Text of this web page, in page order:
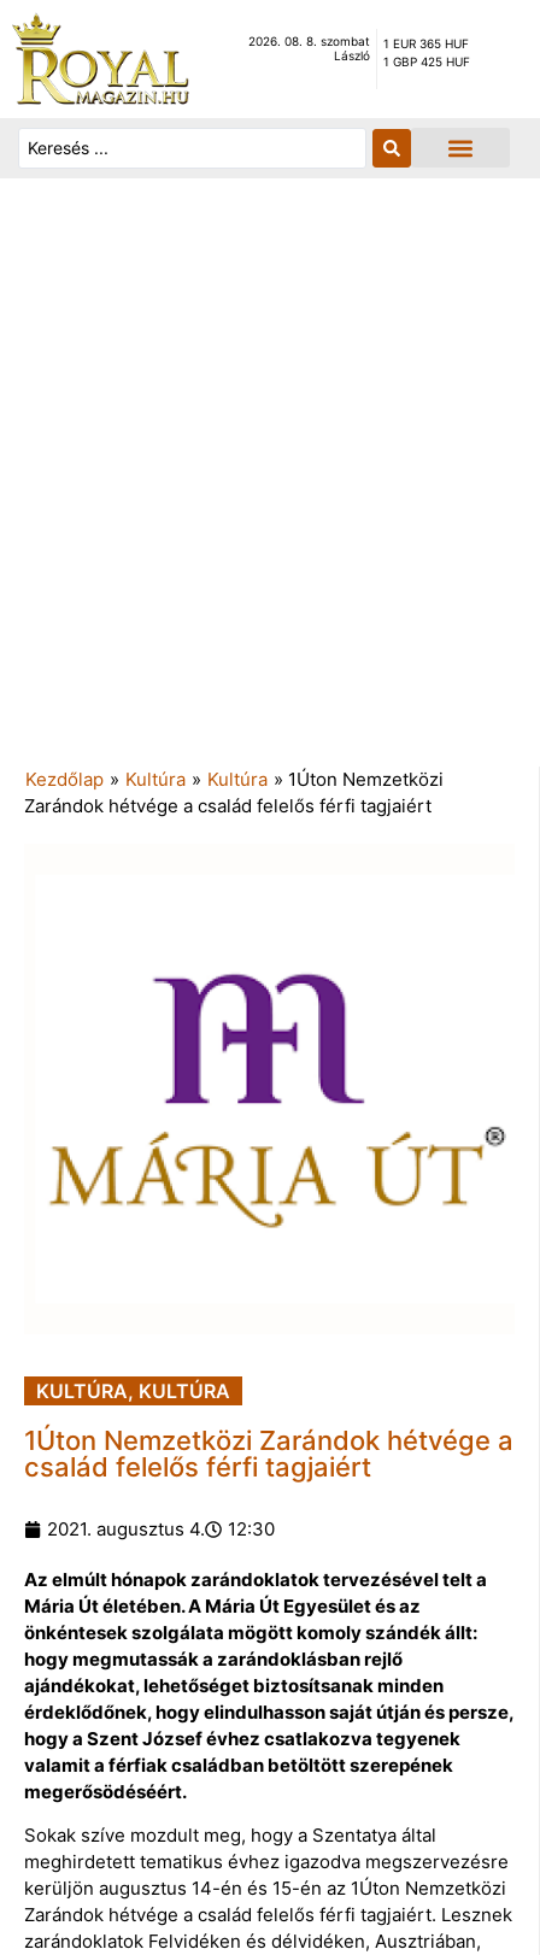
2026. 08. 8. szombat
László
1 EUR 365 HUF
1 GBP 425 HUF
Kezdőlap » Kultúra » Kultúra » 1Úton Nemzetközi
Zarándok hétvége a család felelős férfi tagjaiért
KULTÚRA, KULTÚRA
1Úton Nemzetközi Zarándok hétvége a
család felelős férfi tagjaiért
2021. augusztus 4. 12:30
Az elmúlt hónapok zarándoklatok tervezésével telt a
Mária Út életében. A Mária Út Egyesület és az
önkéntesek szolgálata mögött komoly szándék állt:
hogy megmutassák a zarándoklásban rejlő
ajándékokat, lehetőséget biztosítsanak minden
érdeklődőnek, hogy elindulhasson saját útján és persze,
hogy a Szent József évhez csatlakozva tegyenek
valamit a férfiak családban betöltött szerepének
megerősödéséért.
Sokak szíve mozdult meg, hogy a Szentatya által
meghirdetett tematikus évhez igazodva megszervezésre
kerüljön augusztus 14-én és 15-én az 1Úton Nemzetközi
Zarándok hétvége a család felelős férfi tagjaiért. Lesznek
zarándoklatok Felvidéken és délvidéken, Ausztriában,